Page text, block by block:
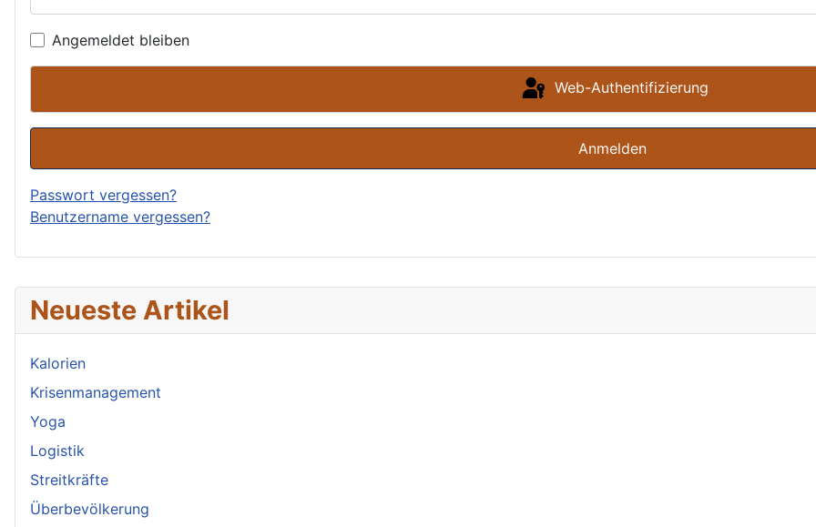
Neueste Artikel
Kalorien
Krisenmanagement
Yoga
Logistik
Streitkräfte
Überbevölkerung
Angemeldet bleiben
Web-Authentifizierung
Anmelden
Passwort vergessen?
Benutzername vergessen?